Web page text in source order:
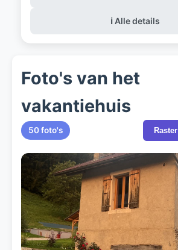
ℹ️ Alle details
Foto's van het
vakantiehuis
50 foto's Raster